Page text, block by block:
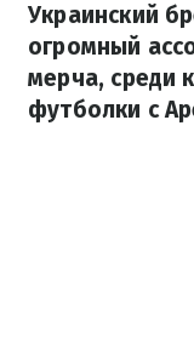
Украинский
огромный
мерча, среди
футболки с